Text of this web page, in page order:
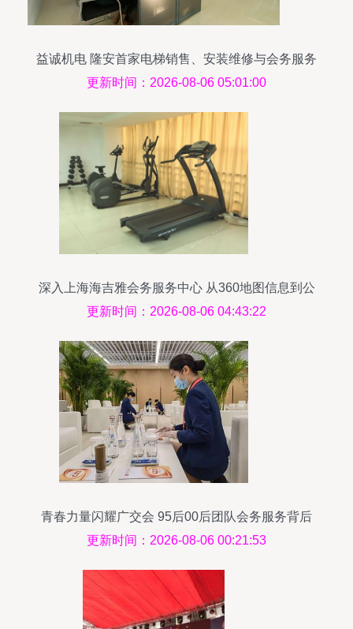
益诚机电 隆安首家电梯销售、安装维修与会务服务
一站式专家
更新时间：2026-08-06 05:01:00
深入上海海吉雅会务服务中心 从360地图信息到公
关礼仪细节的专业解析
更新时间：2026-08-06 04:43:22
青春力量闪耀广交会 95后00后团队会务服务背后
的专业与担当
更新时间：2026-08-06 00:21:53